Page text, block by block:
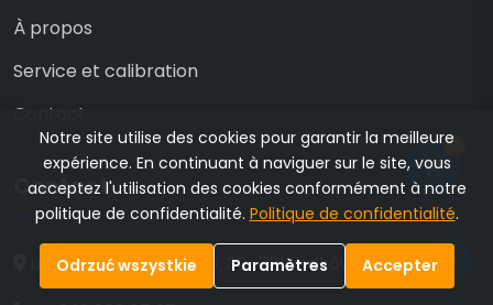
0
À propos
Service et calibration
Contact
Contact
ul. Przemysłowa 13/3U, 30-701 Kraków Polska
Notre site utilise des cookies pour garantir la meilleure
expérience. En continuant à naviguer sur le site, vous
acceptez l'utilisation des cookies conformément à notre
politique de confidentialité. Politique de confidentialité.
Odrzuć wszystkie Paramètres Accepter